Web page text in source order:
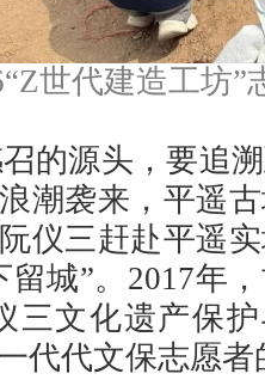
世代建造工坊”
的源头，要追
浪潮袭来，平遥
仪三赶赴平遥
城”。 2017年
三文化遗产保
代代文保志愿